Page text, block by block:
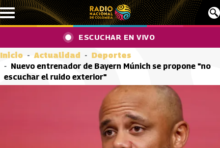
Pasar al contenido principal
ESCUCHAR EN VIVO
Inicio Actualidad
Deportes
Nuevo entrenador de Bayern Múnich se propone "no
escuchar el ruido exterior"